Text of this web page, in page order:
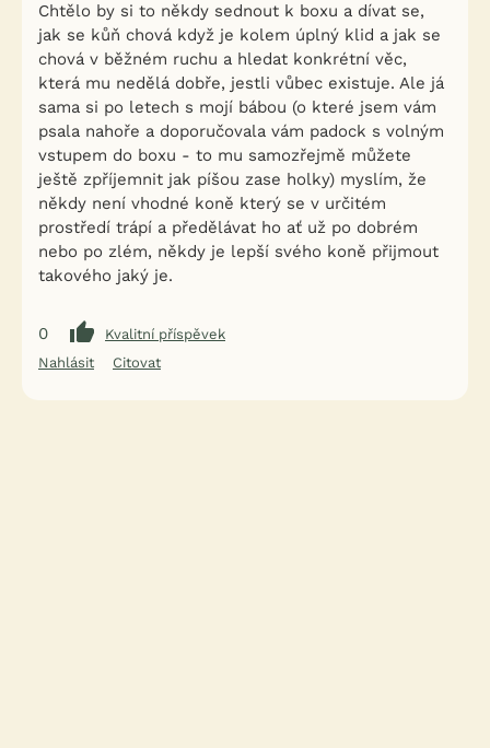
Chtělo by si to někdy sednout k boxu a dívat se,
jak se kůň chová když je kolem úplný klid a jak se
chová v běžném ruchu a hledat konkrétní věc,
která mu nedělá dobře, jestli vůbec existuje. Ale já
sama si po letech s mojí bábou (o které jsem vám
psala nahoře a doporučovala vám padock s volným
vstupem do boxu - to mu samozřejmě můžete
ještě zpříjemnit jak píšou zase holky) myslím, že
někdy není vhodné koně který se v určitém
prostředí trápí a předělávat ho ať už po dobrém
nebo po zlém, někdy je lepší svého koně přijmout
takového jaký je.
0
Kvalitní příspěvek
Nahlásit
Citovat